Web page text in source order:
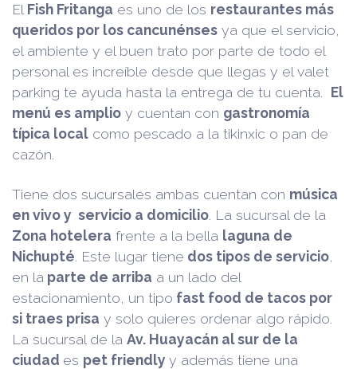
El Fish Fritanga es uno de los restaurantes más
queridos por los cancunénses ya que el servicio,
el ambiente y el buen trato por parte de todo el
personal es increíble desde que llegas y el valet
parking te ayuda hasta la entrega de tu cuenta. El
menú es amplio y cuentan con gastronomía
típica local como pescado a la tikinxic o pan de
cazón.
Tiene dos sucursales ambas cuentan con música
en vivo y servicio a domicilio . La sucursal de la
Zona hotelera frente a la bella laguna de
Nichupté . Este lugar tiene dos tipos de servicio
en la parte de arriba a un lado del
estacionamiento, un tipo fast food de tacos por
si traes prisa y solo quieres ordenar algo rápido.
La sucursal de la Av. Huayacán al sur de la
ciudad es pet friendly y además tiene una